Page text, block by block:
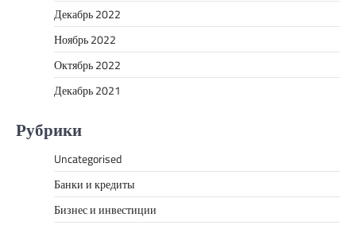
Декабрь 2022
Ноябрь 2022
Октябрь 2022
Декабрь 2021
Рубрики
Uncategorised
Банки и кредиты
Бизнес и инвестиции